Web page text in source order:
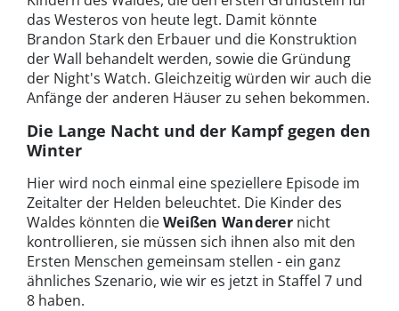
das Westeros von heute legt. Damit könnte
Brandon Stark den Erbauer und die Konstruktion
der Wall behandelt werden, sowie die Gründung
der Night's Watch. Gleichzeitig würden wir auch die
Anfänge der anderen Häuser zu sehen bekommen.
Die Lange Nacht und der Kampf gegen den
Winter
Hier wird noch einmal eine speziellere Episode im
Zeitalter der Helden beleuchtet. Die Kinder des
Waldes könnten dieWeißen Wanderernicht
kontrollieren, sie müssen sich ihnen also mit den
Ersten Menschen gemeinsam stellen - ein ganz
ähnliches Szenario, wie wir es jetzt in Staffel 7 und
8 haben.